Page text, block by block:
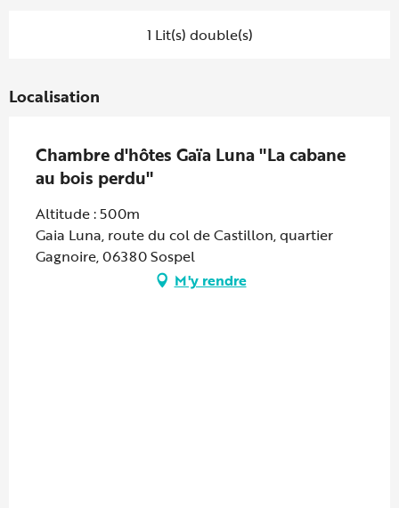
1 Lit(s) double(s)
Localisation
Chambre d'hôtes Gaïa Luna "La cabane
au bois perdu"
Altitude : 500m
Gaia Luna, route du col de Castillon, quartier
Gagnoire, 06380 Sospel
M'y rendre